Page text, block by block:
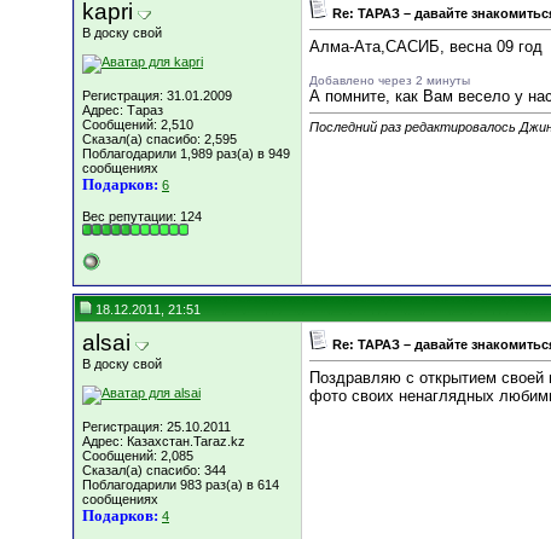
kapri
В доску свой
Регистрация: 31.01.2009
Адрес: Тараз
Сообщений: 2,510
Сказал(а) спасибо: 2,595
Поблагодарили 1,989 раз(а) в 949
сообщениях
Подарков: 6
Вес репутации: 124
Re: ТАРАЗ – давайте
Алма-Ата,САСИБ, весна 09 год
Добавлено через 2 минуты
А помните, как Вам весело у
Последний раз редактировалось
18.12.2011, 21:51
alsai
В доску свой
Регистрация: 25.10.2011
Адрес: Казахстан.Taraz.kz
Сообщений: 2,085
Сказал(а) спасибо: 344
Поблагодарили 983 раз(а) в 614
сообщениях
Подарков: 4
Re: ТАРАЗ – давайте
Поздравляю с открытием своей
фото своих ненаглядных